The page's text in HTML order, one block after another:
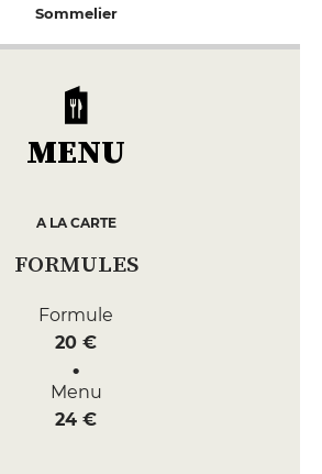
Sommelier
MENU
A LA CARTE
FORMULES
Formule
20 €
Menu
24 €